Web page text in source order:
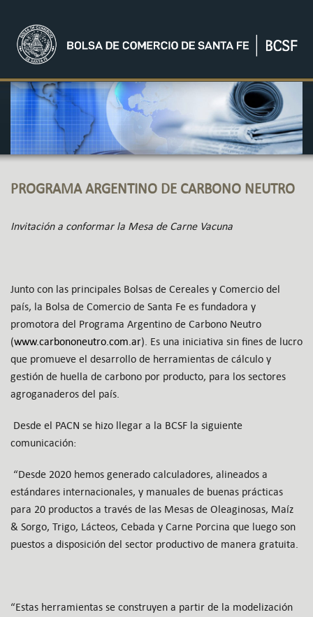
PROGRAMA ARGENTINO DE CARBONO NEUTRO
Invitación a conformar la Mesa de Carne Vacuna
Junto con las principales Bolsas de Cereales y Comercio del
país, la Bolsa de Comercio de Santa Fe es fundadora y
promotora del Programa Argentino de Carbono Neutro
(www.carbononeutro.com.ar). Es una iniciativa sin fines de lucro
que promueve el desarrollo de herramientas de cálculo y
gestión de huella de carbono por producto, para los sectores
agroganaderos del país.
Desde el PACN se hizo llegar a la BCSF la siguiente
comunicación:
“Desde 2020 hemos generado calculadores, alineados a
estándares internacionales, y manuales de buenas prácticas
para 20 productos a través de las Mesas de Oleaginosas, Maíz
& Sorgo, Trigo, Lácteos, Cebada y Carne Porcina que luego son
puestos a disposición del sector productivo de manera gratuita.
“Estas herramientas se construyen a partir de la modelización